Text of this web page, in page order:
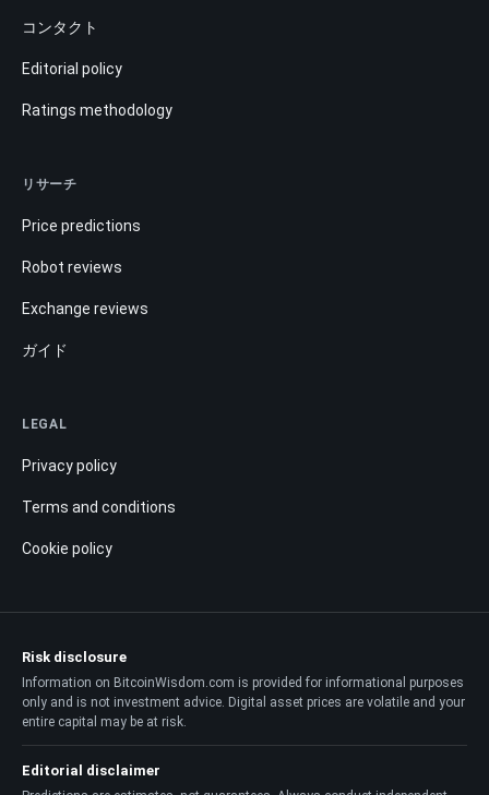
コンタクト
Editorial policy
Ratings methodology
リサーチ
Price predictions
Robot reviews
Exchange reviews
ガイド
LEGAL
Privacy policy
Terms and conditions
Cookie policy
Risk disclosure
Information on BitcoinWisdom.com is provided for informational purposes
only and is not investment advice. Digital asset prices are volatile and your
entire capital may be at risk.
Editorial disclaimer